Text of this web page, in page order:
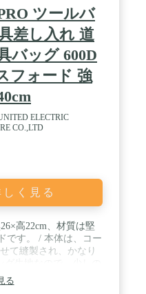
ツールバ
差し入れ 道
バッグ 600D
フォード 強
ELECTRIC
CO.,LTD
く見る
高22cm、材質は堅
です。 / 本体は、コー
て縫製され、かなり
ートはプラスチックで
っかり保持していま
る